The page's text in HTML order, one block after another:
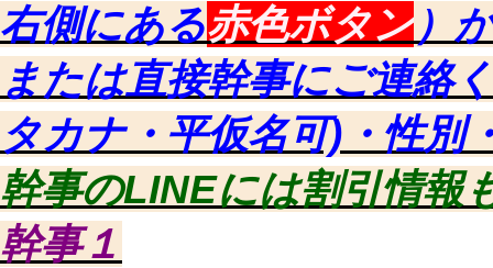
右側にある赤色ボタン）
または直接幹事にご連絡
タカナ・平仮名可)・性別
幹事のLINEには割引情報
幹事１